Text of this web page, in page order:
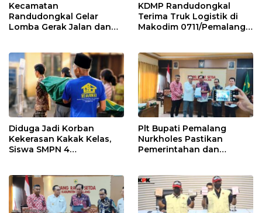
Kecamatan
Randudongkal Gelar
Lomba Gerak Jalan dan
KDMP Randudongkal
Terima Truk Logistik di
Makodim 0711/Pemalang
Diduga Jadi Korban
Kekerasan Kakak Kelas,
Siswa SMPN 4
Plt Bupati Pemalang
Nurkholes Pastikan
Pemerintahan dan